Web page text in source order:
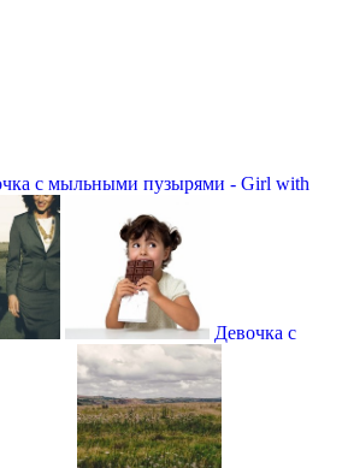
с мыльными пузырями - Girl with
Девочка с